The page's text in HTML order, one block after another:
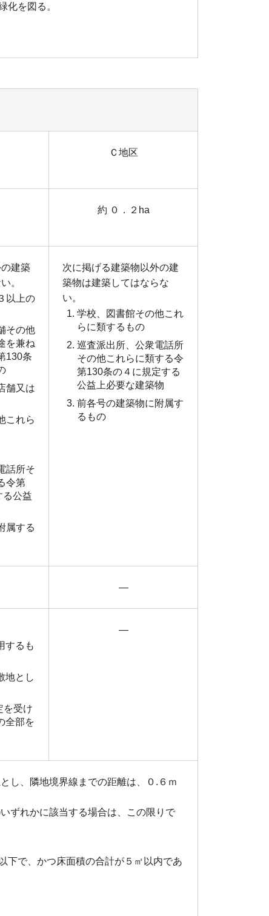
化を図る。
Ｃ地区
約 ０．２ha
建築
。
以上の
その他
を兼ね
130条
舗又は
これら
話所そ
令第
る公益
属する
次に掲げる建築物以外の建
築物は建築してはならな
い。
学校、図書館その他これ
らに類するもの
巡査派出所、公衆電話所
その他これらに類する令
第130条の４に規定する
公益上必要な建築物
前各号の建築物に附属す
るもの
―
するも
地とし
を受け
全部を
―
し、隣地境界線までの距離は、０.６ｍ
ずれかに該当する場合は、この限りで
下で、かつ床面積の合計が５㎡以内であ